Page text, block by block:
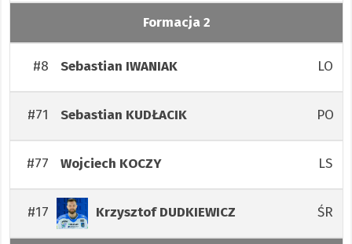
Formacja 2
#8 Sebastian IWANIAK LO
#71 Sebastian KUDŁACIK PO
#77 Wojciech KOCZY LS
#17 KrzysztofDUDKIEWICZ ŚR